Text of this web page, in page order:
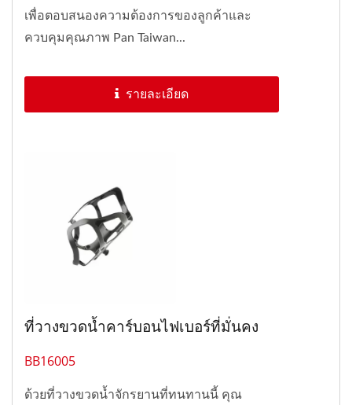
เพื่อตอบสนองความต้องการของลูกค้าและ
ควบคุมคุณภาพ Pan Taiwan...
รายละเอียด
ที่วางขวดน้ำคาร์บอนไฟเบอร์ที่มั่นคง
BB16005
ด้วยที่วางขวดน้ำจักรยานที่ทนทานนี้ คุณ